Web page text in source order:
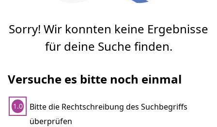
Sorry! Wir konnten keine Ergebnisse
für deine Suche finden.
Versuche es bitte noch einmal
1.0
Bitte die Rechtschreibung des Suchbegriffs
überprüfen